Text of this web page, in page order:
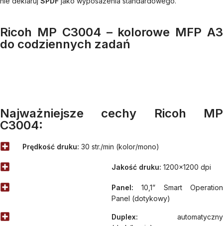
Ricoh MP C3004 – kolorowe MFP A3
do codziennych zadań
Najważniejsze cechy Ricoh MP
C3004:
Prędkość druku: 30 str./min (kolor/mono)
Jakość druku: 1200×1200 dpi
Panel: 10,1” Smart Operation
Panel (dotykowy)
Duplex: automatyczny